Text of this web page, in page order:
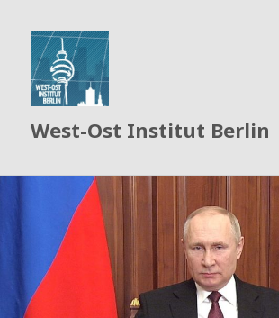
West-Ost Institut Berlin